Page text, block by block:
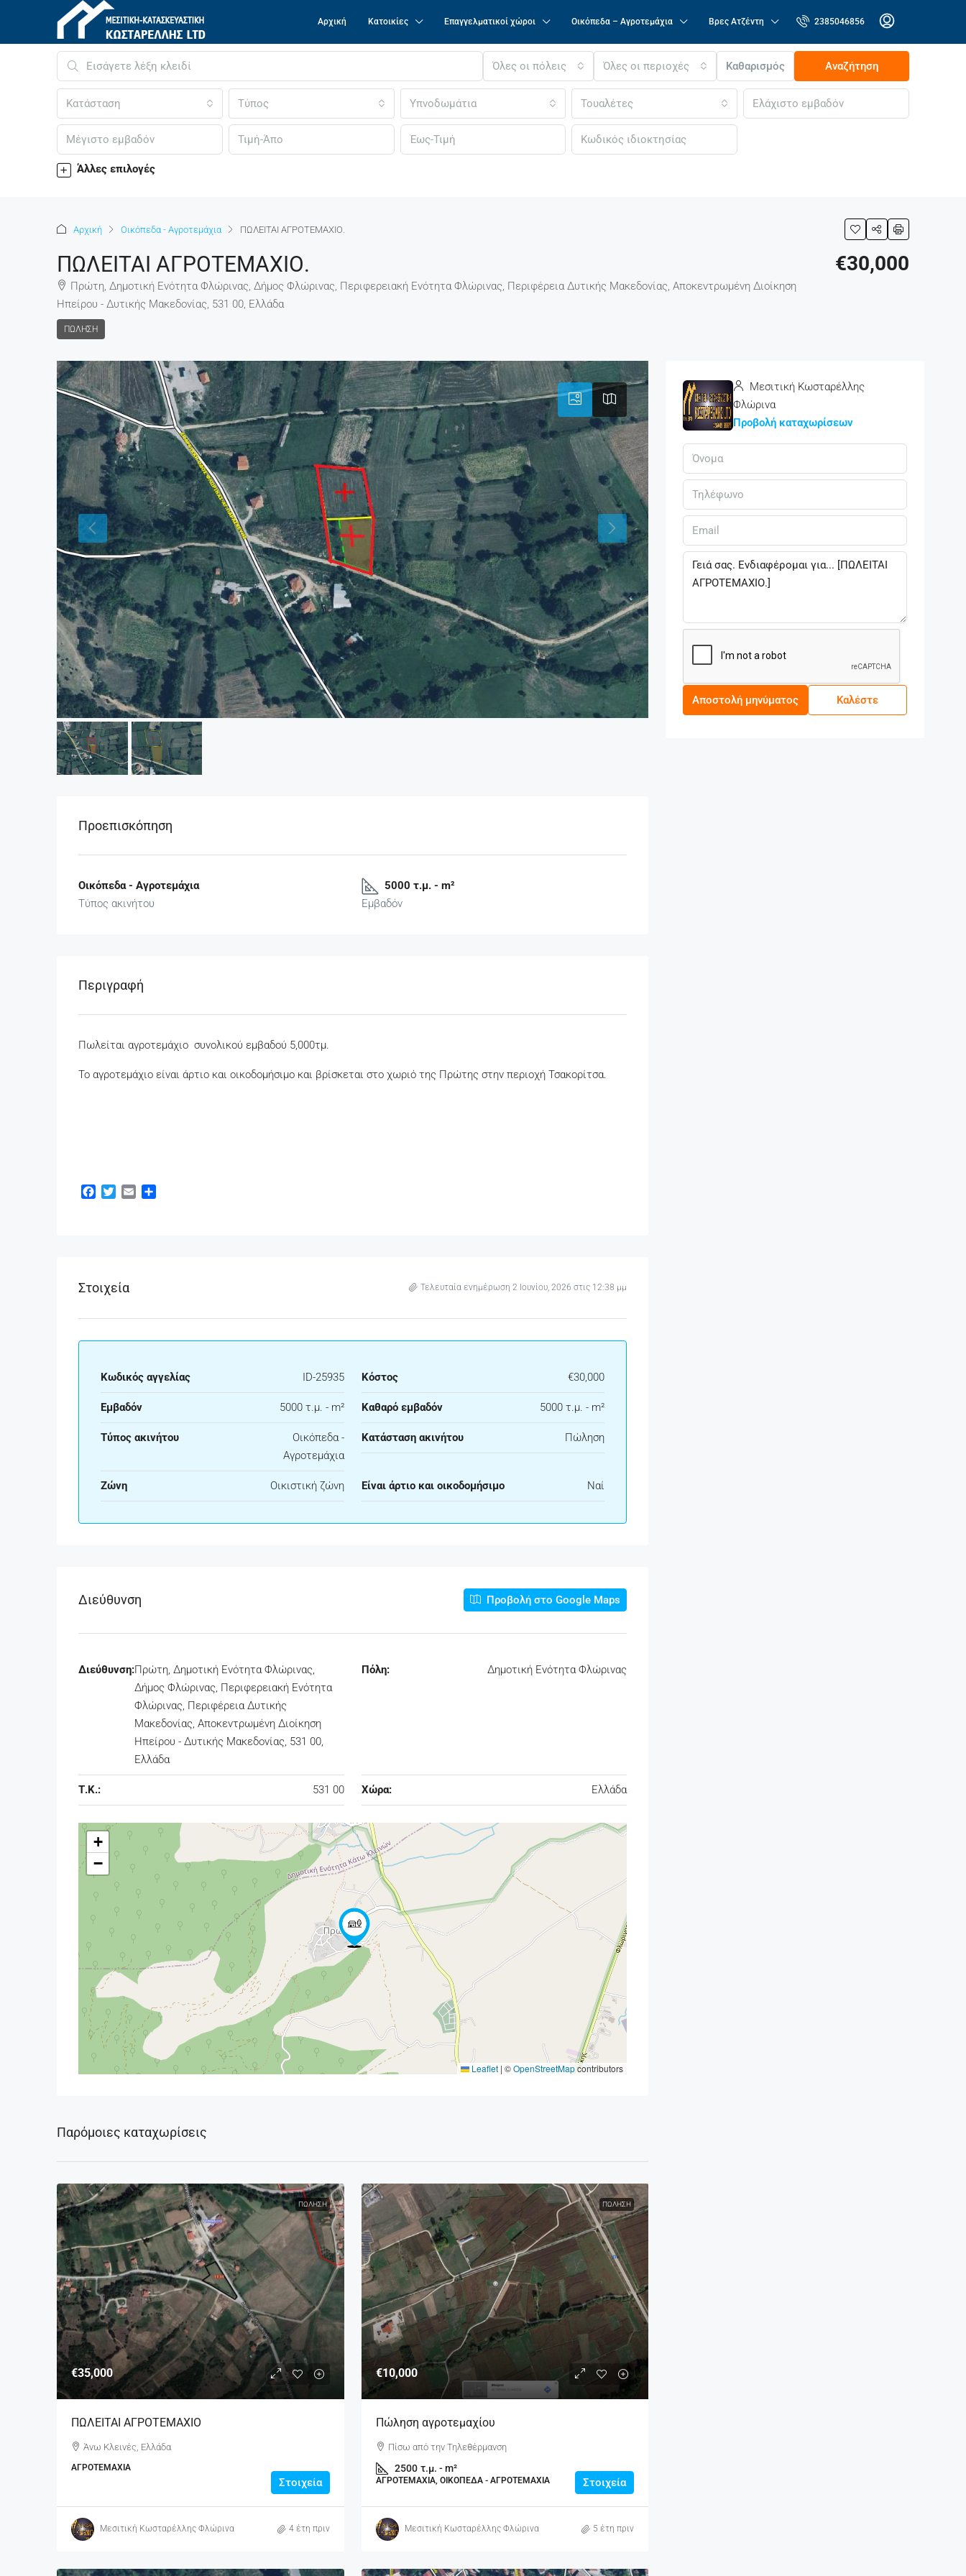
Αρχική Κατοικίες Επαγγελματικοί χώροι Οικόπεδα – Αγροτεμάχια Βρες Ατζέντη 2385046856
Όλες οι πόλεις Όλες οι περιοχές Καθαρισμός Αναζήτηση
Κατάσταση Τύπος Υπνοδωμάτια Τουαλέτες
Άλλες επιλογές
Αρχική Οικόπεδα - Αγροτεμάχια ΠΩΛΕΙΤΑΙ ΑΓΡΟΤΕΜΑΧΙΟ.
ΠΩΛΕΙΤΑΙ ΑΓΡΟΤΕΜΑΧΙΟ.
Πρώτη, Δημοτική Ενότητα Φλώρινας, Δήμος Φλώρινας, Περιφερειακή Ενότητα Φλώρινας, Περιφέρεια Δυτικής Μακεδονίας, Αποκεντρωμένη Διοίκηση
Ηπείρου - Δυτικής Μακεδονίας, 531 00, Ελλάδα
ΠΏΛΗΣΗ
€30,000
Προεπισκόπηση
Οικόπεδα - Αγροτεμάχια
Τύπος ακινήτου
5000 τ.μ. - m²
Εμβαδόν
Περιγραφή
Πωλείται αγροτεμάχιο συνολικού εμβαδού 5,000τμ.
Το αγροτεμάχιο είναι άρτιο και οικοδομήσιμο και βρίσκεται στο χωριό της Πρώτης στην περιοχή Τσακορίτσα.
Facebook
TwitterEmail
Στοιχεία Τελευταία ενημέρωση 2 Ιουνίου, 2026 στις 12:38 μμ
Κωδικός αγγελίας ID-25935 Κόστος €30,000
Εμβαδόν 5000 τ.μ. - m² Καθαρό εμβαδόν 5000 τ.μ. - m²
Τύπος ακινήτου
Οικόπεδα -
Αγροτεμάχια
Κατάσταση ακινήτου Πώληση
Ζώνη Οικιστική ζώνη Είναι άρτιο και οικοδομήσιμο Ναί
Διεύθυνση Προβολή στο Google Maps
Διεύθυνση:Πρώτη, Δημοτική Ενότητα Φλώρινας,
Δήμος Φλώρινας, Περιφερειακή Ενότητα
Φλώρινας, Περιφέρεια Δυτικής
Μακεδονίας, Αποκεντρωμένη Διοίκηση
Ηπείρου - Δυτικής Μακεδονίας, 531 00,
Ελλάδα
Πόλη: Δημοτική Ενότητα Φλώρινας
Τ.Κ.: 531 00 Χώρα: Ελλάδα
+
−
Leaflet | ©OpenStreetMapcontributors
Παρόμοιες καταχωρίσεις
ΠΏΛΗΣΗ
€35,000
ΠΩΛΕΙΤΑΙ ΑΓΡΟΤΕΜΑΧΙΟ
Άνω Κλεινές, Ελλάδα
ΑΓΡΟΤΕΜΆΧΙΑ
Στοιχεία
Μεσιτική Κωσταρέλλης Φλώρινα 4 έτη πριν
ΠΏΛΗΣΗ
€10,000
Πώληση αγροτεμαχίου
Πίσω από την Τηλεθέρμανση
2500 τ.μ. - m²
ΑΓΡΟΤΕΜΆΧΙΑ, ΟΙΚΌΠΕΔΑ - ΑΓΡΟΤΕΜΆΧΙΑ Στοιχεία
Μεσιτική Κωσταρέλλης Φλώρινα 5 έτη πριν
Μεσιτική Κωσταρέλλης
Φλώρινα
Προβολή καταχωρίσεων
Αποστολή μηνύματος Καλέστε